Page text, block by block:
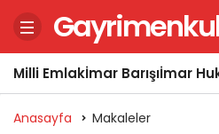
Milli Emlakİmar Barışıİmar
Anasayfa Makaleler